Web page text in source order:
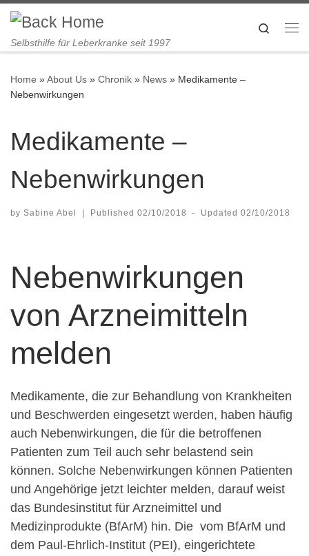
Skip to content
Selbsthilfe für Leberkranke seit 1997
Search
Home »About Us » Chronik » News » Medikamente –
Nebenwirkungen
Medikamente –
Nebenwirkungen
by Sabine Abel | Published 02/10/2018 - Updated02/10/2018
Nebenwirkungen
von Arzneimitteln
melden
Medikamente, die zur Behandlung von Krankheiten
und Beschwerden eingesetzt werden, haben häufig
auch Nebenwirkungen, die für die betroffenen
Patienten zum Teil auch sehr belastend sein
können. Solche Nebenwirkungen können Patienten
und Angehörige jetzt leichter melden, darauf weist
das Bundesinstitut für Arzneimittel und
Medizinprodukte (BfArM) hin. Die vom BfArM und
dem Paul-Ehrlich-Institut (PEI), eingerichtete